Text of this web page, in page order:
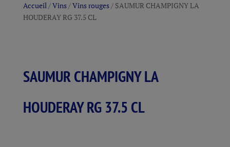
Accueil/Vins/Vins rouges/ SAUMUR CHAMPIGNY LA
HOUDERAY RG 37.5 CL
SAUMUR CHAMPIGNY LA
HOUDERAY RG 37.5 CL